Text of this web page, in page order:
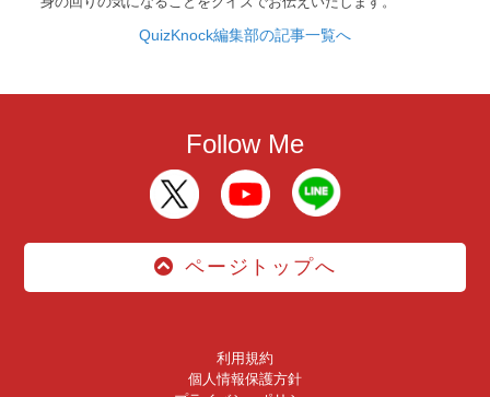
QuizKnock編集部の記事一覧へ
Follow Me
ページトップへ
利用規約
個人情報保護方針